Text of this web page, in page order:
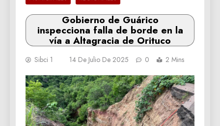
Gobierno de Guárico
inspecciona falla de borde en la
vía a Altagracia de Orituco
Sibci 1 14 De Julio De 2025 0 2 Mins